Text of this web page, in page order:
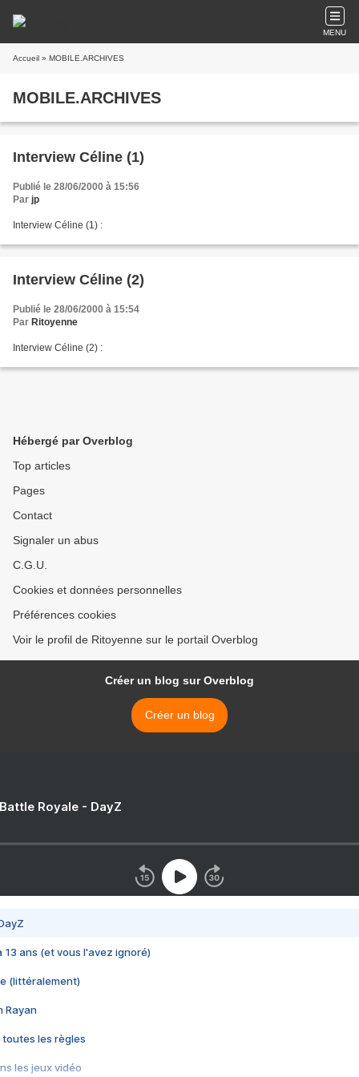
MENU
Accueil » MOBILE.ARCHIVES
MOBILE.ARCHIVES
Interview Céline (1)
Publié le 28/06/2000 à 15:56
Par jp
Interview Céline (1) :
Interview Céline (2)
Publié le 28/06/2000 à 15:54
Par Ritoyenne
Interview Céline (2) :
Hébergé par Overblog
Top articles
Pages
Contact
Signaler un abus
C.G.U.
Cookies et données personnelles
Préférences cookies
Voir le profil de Ritoyenne sur le portail Overblog
Créer un blog sur Overblog
Créer un blog
Royale - DayZ
13 ans (et vous l'avez ignoré)
(littéralement)
Rayan
toutes les règles
les jeux vidéo